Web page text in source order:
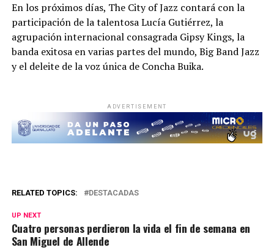
En los próximos días, The City of Jazz contará con la
participación de la talentosa Lucía Gutiérrez, la
agrupación internacional consagrada Gipsy Kings, la
banda exitosa en varias partes del mundo, Big Band Jazz
y el deleite de la voz única de Concha Buika.
ADVERTISEMENT
RELATED TOPICS: DESTACADAS
UP NEXT
Cuatro personas perdieron la vida el fin de semana en
San Miguel de Allende